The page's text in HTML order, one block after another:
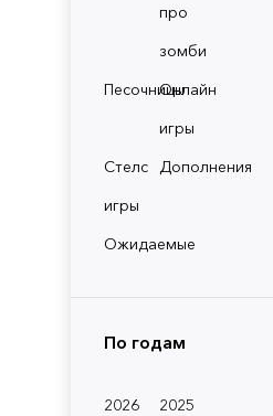
про
зомби
ПесочницыОнлайн
игры
Стелс
игры
Дополнения
Ожидаемые
По годам
2026
2025